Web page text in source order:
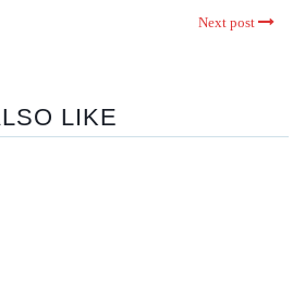
Next post
LIKE